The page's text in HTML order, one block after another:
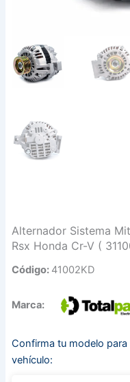
Alternador Sistema
Rsx Honda Cr-V (
Código: 41002KD
Marca:
Confirma tu modelo
vehículo: